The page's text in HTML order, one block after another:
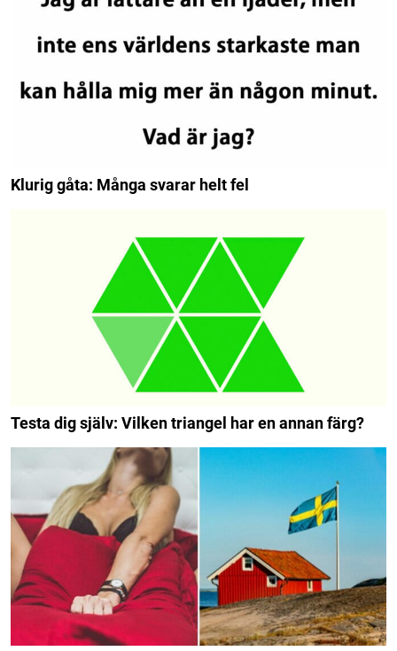
Klurig gåta: Många svarar helt fel
Testa dig själv: Vilken triangel har en annan färg?